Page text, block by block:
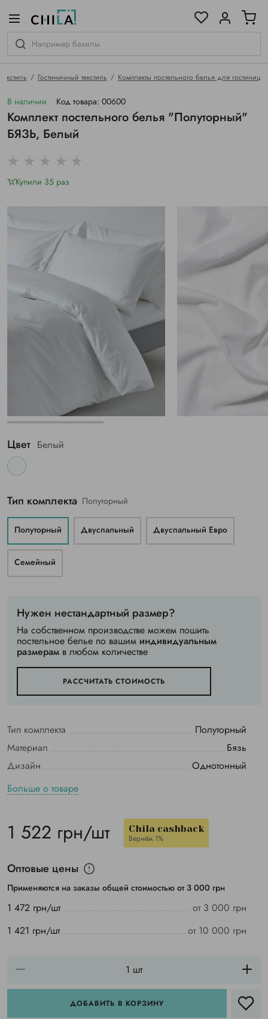
Текстиль Гостиничный текстиль Комплекты постельного белья для гостиниц
В наличии Код товара: 00600
Комплект постельного белья "Полуторный"
БЯЗЬ, Белый
Купили 35 раз
Цвет Белый
Тип комплекта Полуторный
Полуторный Двуспальный Двуспальный Евро
Семейный
Нужен нестандартный размер?
На собственном производстве можем пошить
постельное белье по вашим индивидуальным
размерам в любом количестве
РАССЧИТАТЬ СТОИМОСТЬ
Тип комплекта
Полуторный
Материал
Бязь
Дизайн
Однотонный
Больше о товаре
1 522 грн/шт Chila cashback
Вернём 1%
Оптовые цены
Применяются на заказы общей стоимостью от 3 000 грн
1 472 грн/шт
от 3 000 грн
1 421 грн/шт
от 10 000 грн
ДОБАВИТЬ В КОРЗИНУ
гамме